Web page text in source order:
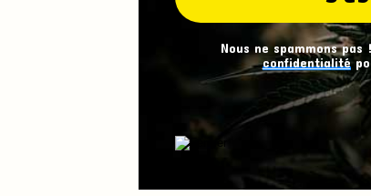
Nous ne spammons
confidentialité